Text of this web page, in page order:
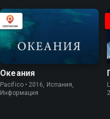
Океания
Pacifico • 2016, Испания,
Информация